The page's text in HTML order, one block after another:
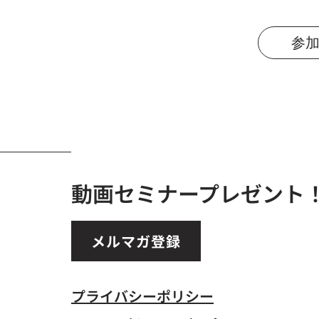
参加
動画セミナープレゼント
メルマガ登録
プライバシーポリシー